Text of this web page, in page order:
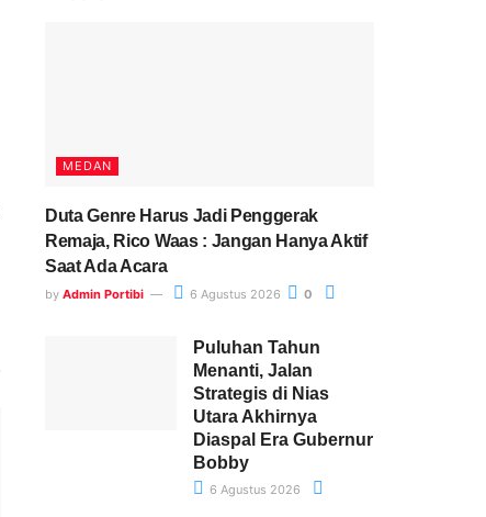
Terkini
MEDAN
Duta Genre Harus Jadi Penggerak
Remaja, Rico Waas : Jangan Hanya Aktif
Saat Ada Acara
by Admin Portibi 6 Agustus 2026 0
Puluhan Tahun
Menanti, Jalan
Strategis di Nias
Utara Akhirnya
Diaspal Era Gubernur
Bobby
6 Agustus 2026